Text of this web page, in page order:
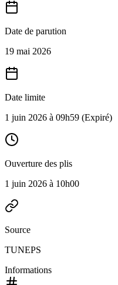
Date de parution
19 mai 2026
Date limite
1 juin 2026 à 09h59 (Expiré)
Ouverture des plis
1 juin 2026 à 10h00
Source
TUNEPS
Informations